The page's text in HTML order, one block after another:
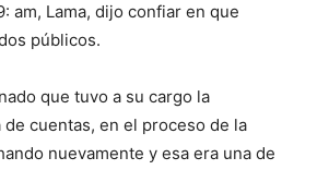
am, Lama, dijo confiar en que
públicos.
que tuvo a su cargo la
cuentas, en el proceso de la
nuevamente y esa era una de